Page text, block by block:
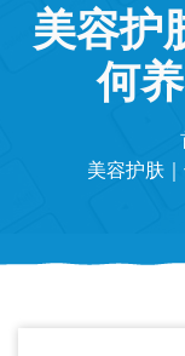
美容护
何
美容护肤